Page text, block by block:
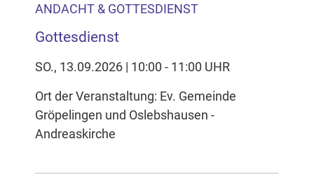
ANDACHT & GOTTESDIENST
Gottesdienst
SO., 13.09.2026 | 10:00 - 11:00 UHR
Ort der Veranstaltung: Ev. Gemeinde
Gröpelingen und Oslebshausen -
Andreaskirche